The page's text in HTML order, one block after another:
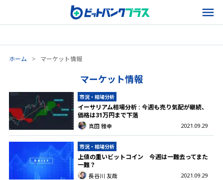
ホーム > マーケット情報
マーケット情報
市況・相場分析
イーサリアム相場分析 : 今週も売り気配が継続、
価格は31万円まで下落
真田 雅幸 2021.09.29
市況・相場分析
上値の重いビットコイン 今週は一難去ってまた
一難？
長谷川 友哉 2021.09.29